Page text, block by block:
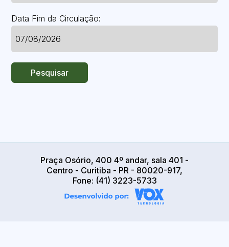
Data Fim da Circulação:
Pesquisar
Praça Osório, 400 4º andar, sala 401 -
Centro - Curitiba - PR - 80020-917,
Fone: (41) 3223-5733